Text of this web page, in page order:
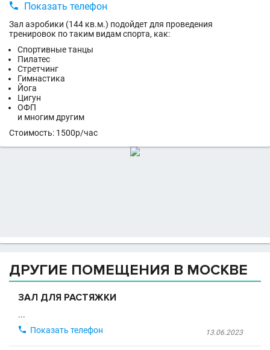
 Показать телефон
Зал аэробики (144 кв.м.) подойдет для проведения
тренировок по таким видам спорта, как:
Спортивные танцы
Пилатес
Стретчинг
Гимнастика
Йога
Цигун
ОФП
и многим другим
Стоимость: 1500р/час
ДРУГИЕ ПОМЕЩЕНИЯ В МОСКВЕ
ЗАЛ ДЛЯ РАСТЯЖКИ
...
13.06.2023
 Показать телефон